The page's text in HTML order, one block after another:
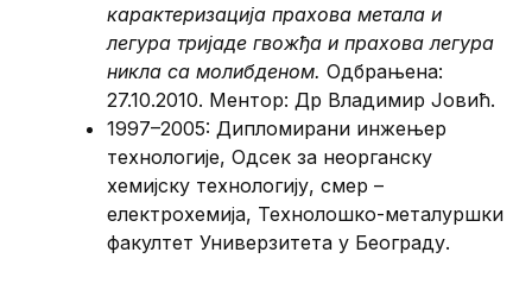
карактеризација прахова метала и
легура тријаде гвожђа и прахова легура
никла са молибденом. Одбрањена:
27.10.2010. Ментор: Др Владимир Јовић.
1997–2005: Дипломирани инжењер
технологије, Одсек за неорганску
хемијску технологију, смер –
електрохемија, Технолошко-металуршки
факултет Универзитета у Београду.